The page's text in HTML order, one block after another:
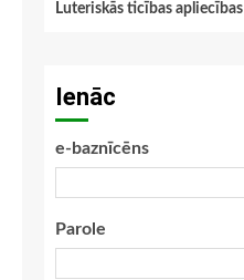
Luteriskās ticības apliecības
Ienāc
e-baznīcēns
Parole